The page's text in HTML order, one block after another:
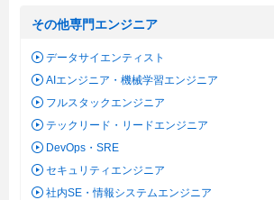
その他専門エンジニア
データサイエンティスト
AIエンジニア・機械学習エンジニア
フルスタックエンジニア
テックリード・リードエンジニア
DevOps・SRE
セキュリティエンジニア
社内SE・情報システムエンジニア